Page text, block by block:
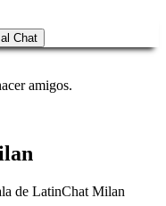
Chat
amigos.
de LatinChat Milan